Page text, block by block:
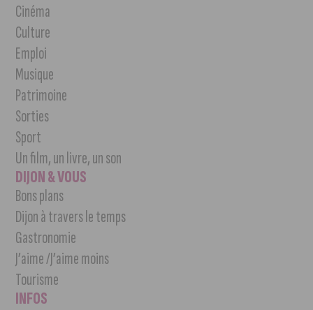
Cinéma
Culture
Emploi
Musique
Patrimoine
Sorties
Sport
Un film, un livre, un son
DIJON & VOUS
Bons plans
Dijon à travers le temps
Gastronomie
J’aime /J’aime moins
Tourisme
INFOS